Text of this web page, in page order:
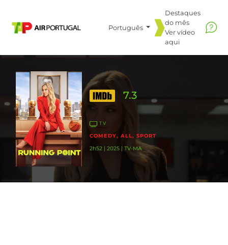
Português
Destaques
do mês
Ver vídeo
aqui
7.3
TV
COMEDY, ALL, SPORT
2h52 | 2025 | TV-MA